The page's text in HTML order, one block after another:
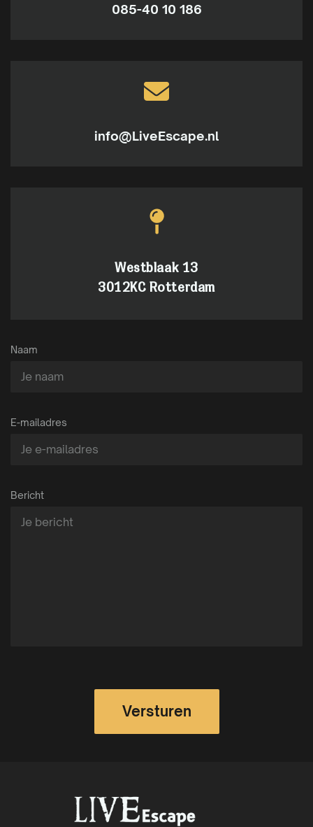
085-40 10 186
info@LiveEscape.nl
Westblaak 13
3012KC Rotterdam
Naam
E-mailadres
Bericht